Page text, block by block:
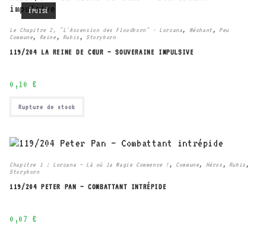
ÉPUISÉ
Le Chapitre 2, "L'Ascension des Floodborn" - Lorcana, Méchant , Peu
Commune, Reine , Rubis , Storyborn
119/204 LA REINE DE CŒUR – SOUVERAINE IMPULSIVE
0,10 €
Rupture de stock
Chapitre 1 : Lorcana – Là où la Magie Commence ! , Commune, Héros , Rubis ,
Storyborn
119/204 PETER PAN – COMBATTANT INTRÉPIDE
0,07 €